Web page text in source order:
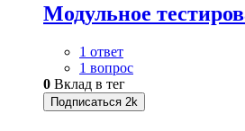
Модульное
1 ответ
1 вопрос
0 Вклад в тег
Подписаться 2k